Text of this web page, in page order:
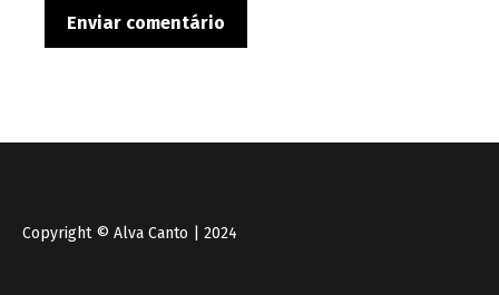
Copyright © Alva Canto | 2024